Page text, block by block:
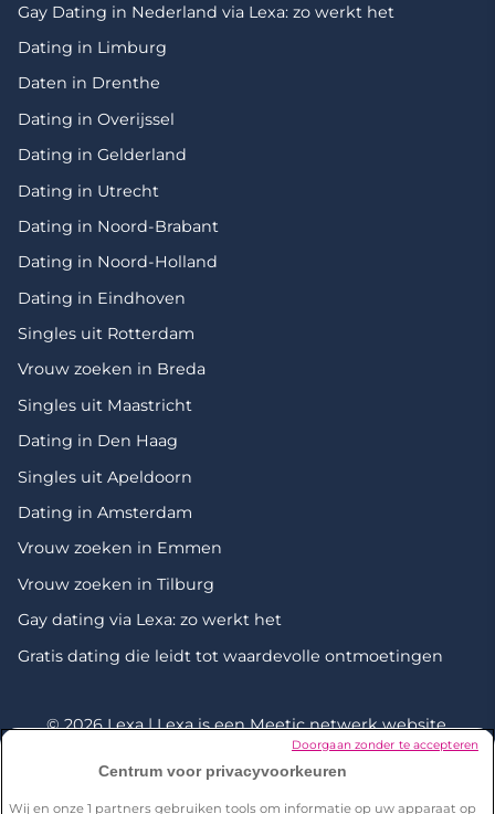
Gay Dating in Nederland via Lexa: zo werkt het
Dating in Limburg
Daten in Drenthe
Dating in Overijssel
Dating in Gelderland
Dating in Utrecht
Dating in Noord-Brabant
Dating in Noord-Holland
Dating in Eindhoven
Singles uit Rotterdam
Vrouw zoeken in Breda
Singles uit Maastricht
Dating in Den Haag
Singles uit Apeldoorn
Dating in Amsterdam
Vrouw zoeken in Emmen
Vrouw zoeken in Tilburg
Gay dating via Lexa: zo werkt het
Gratis dating die leidt tot waardevolle ontmoetingen
© 2026 Lexa | Lexa is eenMeetic netwerkwebsite.
*Onderzoek uitgevoerd door Dynata in december 2023 onder
een representatieve steekproef van 2001 personen van 18+ in
Centrum voor privacyvoorkeuren
Wij en onze 1 partners gebruiken tools om informatie op uw apparaat op
Doorgaan zonder te accepteren